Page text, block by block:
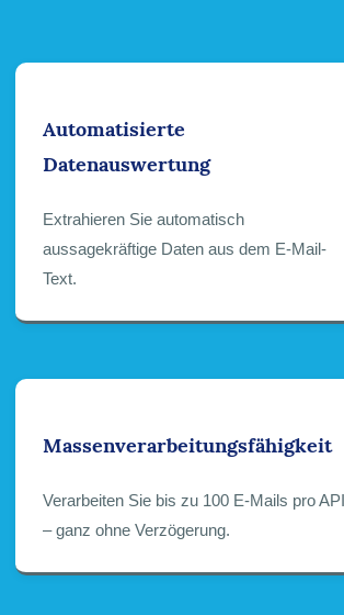
Automatisierte
Datenauswertung
Extrahieren Sie automatisch
aussagekräftige Daten aus dem E-Mail-
Text.
Massenverarbeitungsfähigkeit
Verarbeiten Sie bis zu 100 E-Mails pro API
– ganz ohne Verzögerung.